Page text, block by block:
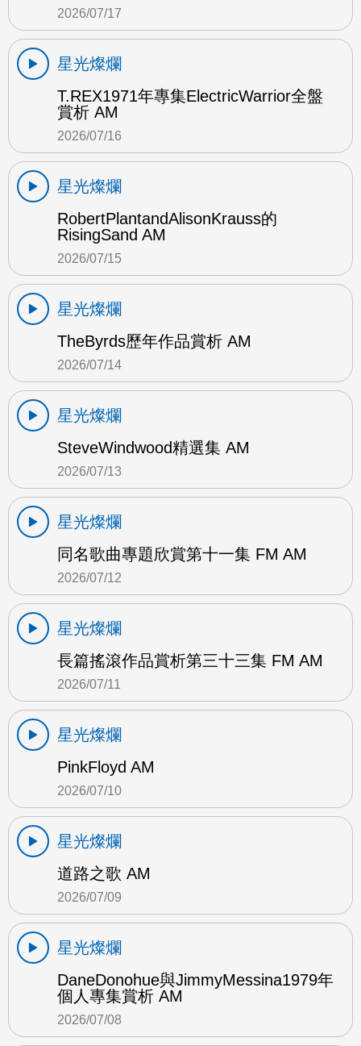
2026/07/17
星光燦爛
T.REX1971年專集ElectricWarrior全盤
賞析 AM
2026/07/16
星光燦爛
RobertPlantandAlisonKrauss的
RisingSand AM
2026/07/15
星光燦爛
TheByrds歷年作品賞析 AM
2026/07/14
星光燦爛
SteveWindwood精選集 AM
2026/07/13
星光燦爛
同名歌曲專題欣賞第十一集 FM AM
2026/07/12
星光燦爛
長篇搖滾作品賞析第三十三集 FM AM
2026/07/11
星光燦爛
PinkFloyd AM
2026/07/10
星光燦爛
道路之歌 AM
2026/07/09
星光燦爛
DaneDonohue與JimmyMessina1979年
個人專集賞析 AM
2026/07/08